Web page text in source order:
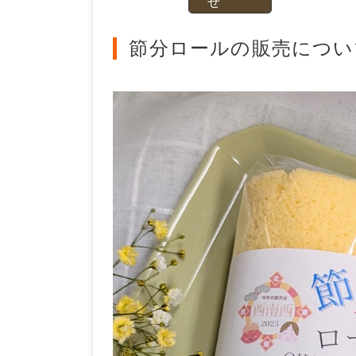
節分ロールの販売につ